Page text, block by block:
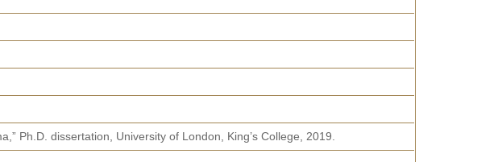
Ph.D. dissertation, University of London, King’s College, 2019.